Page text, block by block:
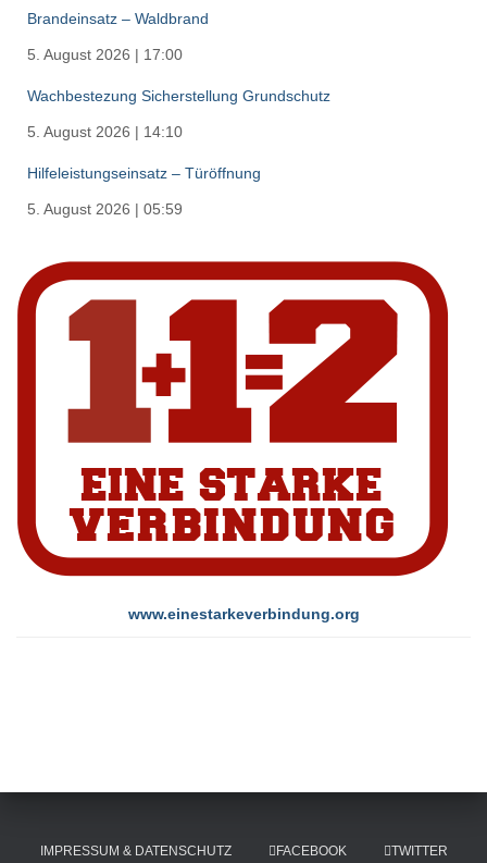
Brandeinsatz – Waldbrand
5. August 2026 | 17:00
Wachbestezung Sicherstellung Grundschutz
5. August 2026 | 14:10
Hilfeleistungseinsatz – Türöffnung
5. August 2026 | 05:59
www.einestarkeverbindung.org
IMPRESSUM & DATENSCHUTZ FACEBOOK TWITTER